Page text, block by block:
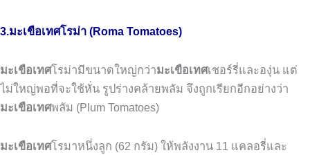
3.มะเขือเทศโรม่า (Roma Tomatoes)
มะเขือเทศโรม่ามีขนาดใหญ่กว่ามะเขือเทศเชอร์รี่และองุ่น แต่
ไม่ใหญ่พอที่จะใช้หั่น รูปร่างคล้ายพลัม จึงถูกเรียกอีกอย่างว่า
มะเขือเทศพลัม (Plum Tomatoes)
มะเขือเทศโรมาหนึ่งลูก (62 กรัม) ให้พลังงาน 11 แคลอรี่และ